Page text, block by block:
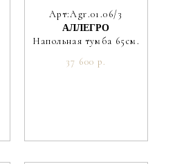
Арт:Agr.01.06/3
АЛЛЕГРО
Напольная тумба 65см.
37 600 р.